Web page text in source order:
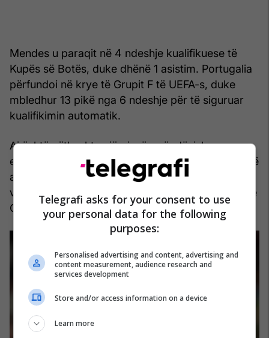
Mendes u paraqit në 4 ndeshje kualifikuese të
Kupës së Botës, duke dhënë 1 asistim. Portugalia
përfundoi në krye të Grupit F të UEFA-s, duke
mbledhur 13 pikë nga 6 ndeshje për të siguruar
kualifikimin automatik.
Ai është gjithashtu një pjesë e rëndësishme e
ekipit fitues të PSG-së tani. Portugalia dëshiron që
ai të bëjë të njëjtën gjë për ta këtë verë,
veçanërisht pasi kjo është Kupa e Botës e fundit e
Cristiano Ronaldos.
Telegrafi asks for your consent to use
your personal data for the following
purposes:
Personalised advertising and content, advertising and
content measurement, audience research and
services development
Store and/or access information on a device
Learn more